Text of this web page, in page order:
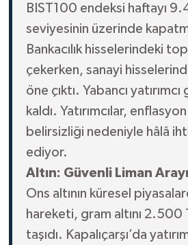
BIST100 endeksi haftayı
seviyesinin üzerinde
Bankacılık hisselerindeki
çekerken, sanayi
öne çıktı. Yabancı yatırımcı
kaldı. Yatırımcılar,
belirsizliği nedeniyle hâlâ
ediyor.
Altın: Güvenli Liman
Ons altının küresel
hareketi, gram altını 2.500
taşıdı. Kapalıçarşı’da